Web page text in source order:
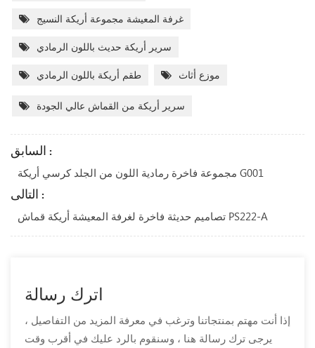
غرفة المعيشة مجموعة أريكة النسيج
سرير أريكة حديث باللون الرمادي
طقم أريكة باللون الرمادي موزع أثاث
سرير أريكة من القماش عالي الجودة
السابق :
مجموعة فاخرة رمادية اللون من الجلد كرسي أريكة G001
التالى :
تصاميم حديثة فاخرة لغرفة المعيشة أريكة قماش PS222-A
اترك رسالة
إذا أنت مهتم بمنتجاتنا وترغب في معرفة المزيد من التفاصيل ،
يرجى ترك رسالة هنا ، وسنقوم بالرد عليك في أقرب وقت